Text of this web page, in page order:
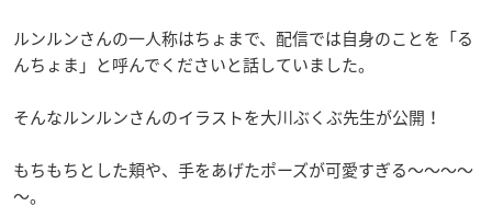
ルンルンさんの一人称はちょまで、配信では自身のことを「る
んちょま」と呼んでくださいと話していました。
そんなルンルンさんのイラストを大川ぶくぶ先生が公開！
もちもちとした頬や、手をあげたポーズが可愛すぎる～～～～
～。